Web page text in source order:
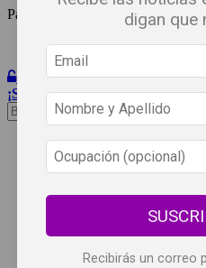
Pagas una sola vez al año y
Iniciar Sesión
¡Suscribete! BeneficiosWiP
Buscar:
Síguenos
digan que
Recibirás un correo